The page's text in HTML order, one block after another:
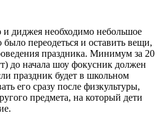
диджея необходимо небольшое
переодеться и оставить вещи,
праздника. Минимум за 20
до начала шоу фокусник должен
праздник будет в школьном
его сразу после физкультуры,
предмета, на который дети